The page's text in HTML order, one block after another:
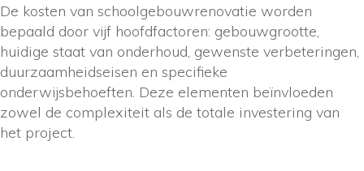
De kosten van schoolgebouwrenovatie worden
bepaald door vijf hoofdfactoren: gebouwgrootte,
huidige staat van onderhoud, gewenste verbeteringen,
duurzaamheidseisen en specifieke
onderwijsbehoeften. Deze elementen beïnvloeden
zowel de complexiteit als de totale investering van
het project.